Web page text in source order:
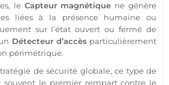
le Capteurmagnétique ne génère
liées à la présencehumaine ou
sur l’état ouvert ou fermé de
Détecteurd’accèsparticulièrement
périmétrique.
de sécurité globale, ce type de
souvent le premier rempart contre le